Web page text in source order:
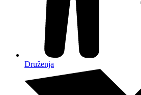
Druženja